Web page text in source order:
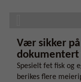
Vær sikker
dokumentert
Spesielt fet fisk og
berikes flere